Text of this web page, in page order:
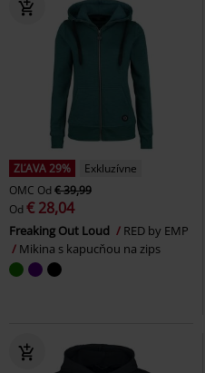
ZĽAVA 29%
Exkluzívne
OMC Od € 39,99
Od € 28,04
Freaking Out Loud
RED by EMP
Mikina s kapucňou na zips